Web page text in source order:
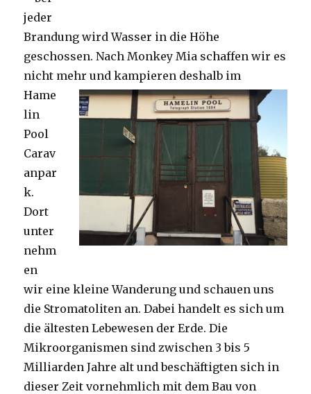
jeder
Brandung wird Wasser in die Höhe
geschossen. Nach Monkey Mia schaffen wir es
nicht mehr und kampieren deshalb im
Hame
lin
Pool
Carav
anpar
k.
Dort
unter
nehm
en
wir eine kleine Wanderung und schauen uns
die Stromatoliten an. Dabei handelt es sich um
die ältesten Lebewesen der Erde. Die
Mikroorganismen sind zwischen 3 bis 5
Milliarden Jahre alt und beschäftigten sich in
dieser Zeit vornehmlich mit dem Bau von